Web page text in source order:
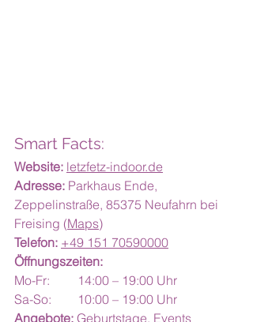
Smart Facts:
Website: letzfetz-indoor.de
Adresse: Parkhaus Ende,
Zeppelinstraße, 85375 Neufahrn bei
Freising (Maps)
Telefon: +49 151 70590000
Öffnungszeiten:
Mo-Fr: 	14:00 – 19:00 Uhr
Sa-So: 	10:00 – 19:00 Uhr
Angebote: Geburtstage, Events